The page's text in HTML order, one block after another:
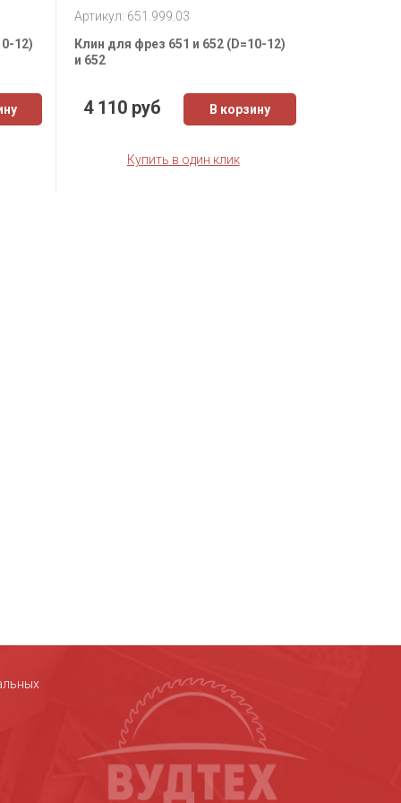
12)
Артикул: 651.999.03
Клин для фрез 651 и 652 (D=10-12)
и 652
4 110 руб В корзину
Купить в один клик